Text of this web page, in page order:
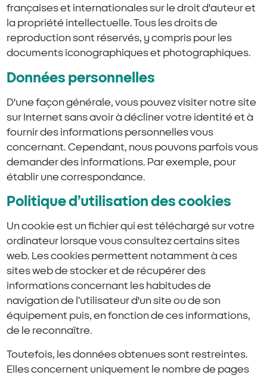
françaises et internationales sur le droit d'auteur et
la propriété intellectuelle. Tous les droits de
reproduction sont réservés, y compris pour les
documents iconographiques et photographiques.
Données personnelles
D'une façon générale, vous pouvez visiter notre site
sur Internet sans avoir à décliner votre identité et à
fournir des informations personnelles vous
concernant. Cependant, nous pouvons parfois vous
demander des informations. Par exemple, pour
établir une correspondance.
Politique d’utilisation des cookies
Un cookie est un fichier qui est téléchargé sur votre
ordinateur lorsque vous consultez certains sites
web. Les cookies permettent notamment à ces
sites web de stocker et de récupérer des
informations concernant les habitudes de
navigation de l’utilisateur d'un site ou de son
équipement puis, en fonction de ces informations,
de le reconnaître.
Toutefois, les données obtenues sont restreintes.
Elles concernent uniquement le nombre de pages